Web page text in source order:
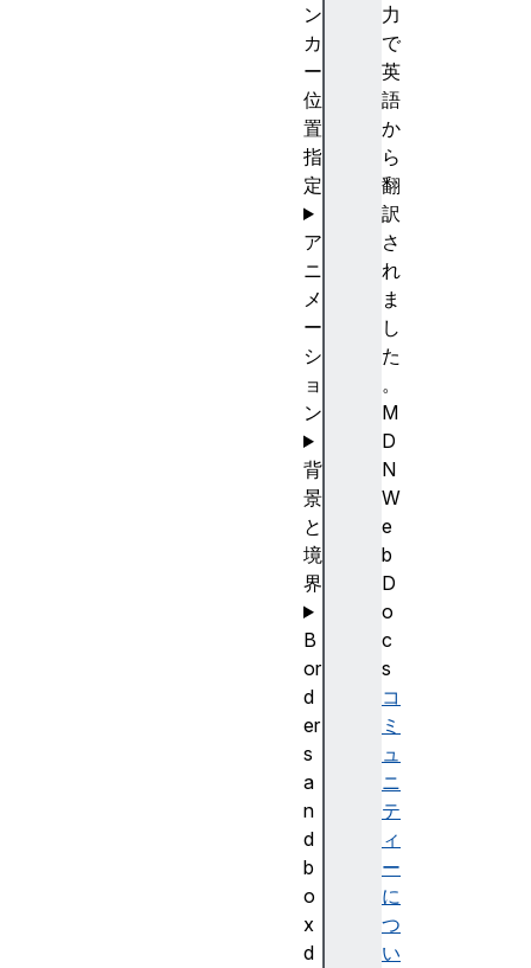
力
で
英
語
か
ら
翻
訳
さ
れ
ま
し
た
。
M
D
N
W
e
b
D
o
c
s
コ
ミ
ュ
ニ
テ
ィ
ー
に
つ
い
ン
カ
ー
位
置
指
定
ア
ニ
メ
ー
シ
ョ
ン
背
景
と
境
界
B
or
d
er
s
a
n
d
b
o
x
d